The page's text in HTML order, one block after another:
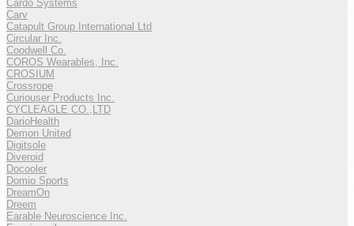
Cardo Systems
Carv
Catapult Group International Ltd
Circular Inc.
Coodwell Co.
COROS Wearables, Inc.
CROSIUM
Crossrope
Curiouser Products Inc.
CYCLEAGLE CO.,LTD
DarioHealth
Demon United
Digitsole
Diveroid
Docooler
Domio Sports
DreamOn
Dreem
Earable Neuroscience Inc.